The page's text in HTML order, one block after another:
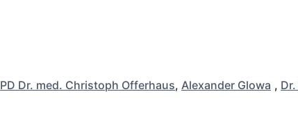
PD Dr. med. Christoph Offerhaus, Alexander Glowa ,